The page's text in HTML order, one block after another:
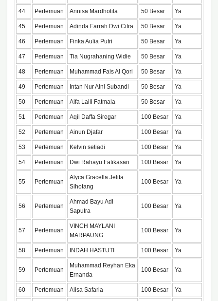
44 Pertemuan Annisa Mardhotila 50 Besar Ya
45 Pertemuan Adinda Farrah Dwi Citra 50 Besar Ya
46 Pertemuan Finka Aulia Putri 50 Besar Ya
47 Pertemuan Tia Nugrahaning Widie 50 Besar Ya
48 Pertemuan Muhammad Fais Al Qori 50 Besar Ya
49 Pertemuan Intan Nur Aini Subandi 50 Besar Ya
50 Pertemuan Alfa Laili Fatmala 50 Besar Ya
51 Pertemuan Aqil Daffa Siregar 100 Besar Ya
52 Pertemuan Ainun Djafar 100 Besar Ya
53 Pertemuan Kelvin setiadi 100 Besar Ya
54 Pertemuan Dwi Rahayu Fatikasari 100 Besar Ya
55 Pertemuan
Alyca Gracella Jelita
Sihotang
100 Besar Ya
56 Pertemuan
Ahmad Bayu Adi
Saputra
100 Besar Ya
57 Pertemuan
VINCH MAYLANI
MARPAUNG
100 Besar Ya
58 Pertemuan INDAH HASTUTI 100 Besar Ya
59 Pertemuan
Muhammad Reyhan Eka
Ernanda
100 Besar Ya
60 Pertemuan Alisa Safaria 100 Besar Ya